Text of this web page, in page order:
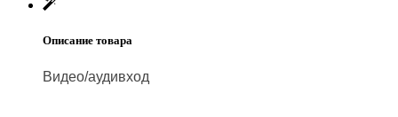
Описание товара
Видео/аудивход